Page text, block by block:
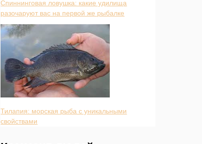
Спиннинговая ловушка: какие удилища
разочаруют вас на первой же рыбалке
Тилапия: морская рыба с уникальными
свойствами